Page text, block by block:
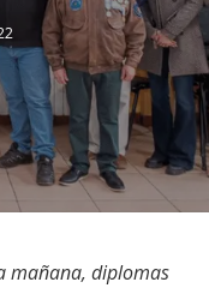
mañana, diplomas